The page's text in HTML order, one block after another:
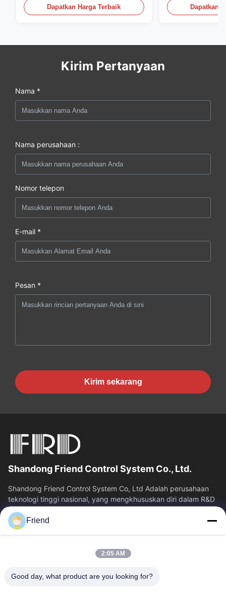
MonitorDapatkan Harga Terbaik
20mA/RS485
Deteksi Asap
Dapatkan
Kirim Pertanyaan
Nama *
Nama perusahaan :
Nomor telepon
E-mail *
Pesan *
Kirim sekarang
Shandong Friend Control System Co., Ltd.
Shandong Friend Control System Co, Ltd Adalah perusahaan
teknologi tinggi nasional, yang mengkhususkan diri dalam R&D
instrumentasi, manufaktur...
Tautan Cepat
Tentang Kita
Wisata Pabrik
Kontrol Kualitas
Friend
2:05 AM
Good day, what product are you looking for?